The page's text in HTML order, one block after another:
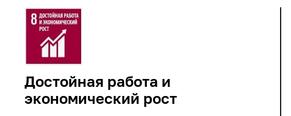
Достойная работа и
экономический рост